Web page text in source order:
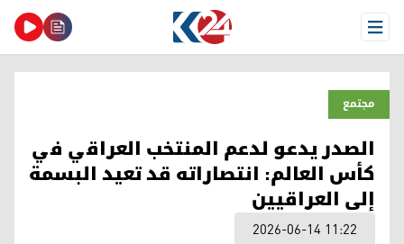
Open Menu
مجتمع
الصدر يدعو لدعم المنتخب العراقي في
كأس العالم: انتصاراته قد تعيد البسمة
إلى العراقيين
2026-06-14 11:22